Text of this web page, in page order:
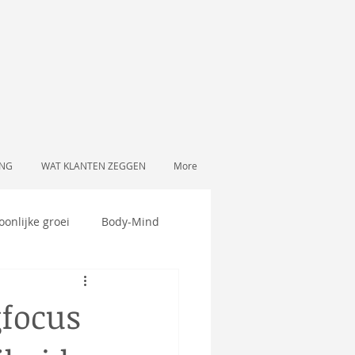
WAT KLANTEN ZEGGEN More
groei Body-Mind